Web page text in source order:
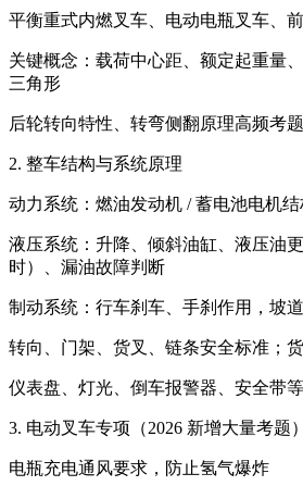
平衡重式内燃叉车、电动电瓶叉车、
关键概念：载荷中心距、额定起重量
三角形
后轮转向特性、转弯侧翻原理高频考题
2. 整车结构与系统原理
动力系统：燃油发动机 / 蓄电池电机
液压系统：升降、倾斜油缸、液压油
时）、漏油故障判断
制动系统：行车刹车、手刹作用，坡
转向、门架、货叉、链条安全标准；
仪表盘、灯光、倒车报警器、安全带
3. 电动叉车专项（2026 新增大量考题）
电瓶充电通风要求，防止氢气爆炸